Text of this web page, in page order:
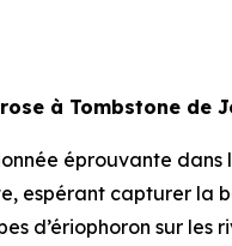
à Tombstone de
éprouvante
espérant capturer la
d’ériophoron sur